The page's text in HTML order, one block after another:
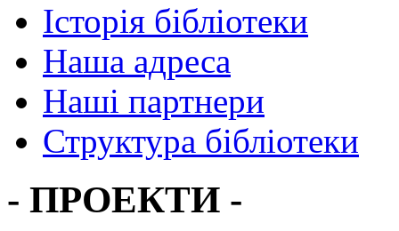
Історія бібліотеки
Наша адреса
Наші партнери
Структура бібліотеки
- ПРОЕКТИ -